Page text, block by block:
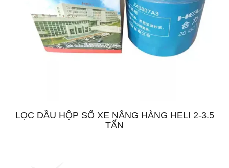
LỌC DẦU HỘP SỐ XE NÂNG HÀNG HELI 2-3.5
TẤN